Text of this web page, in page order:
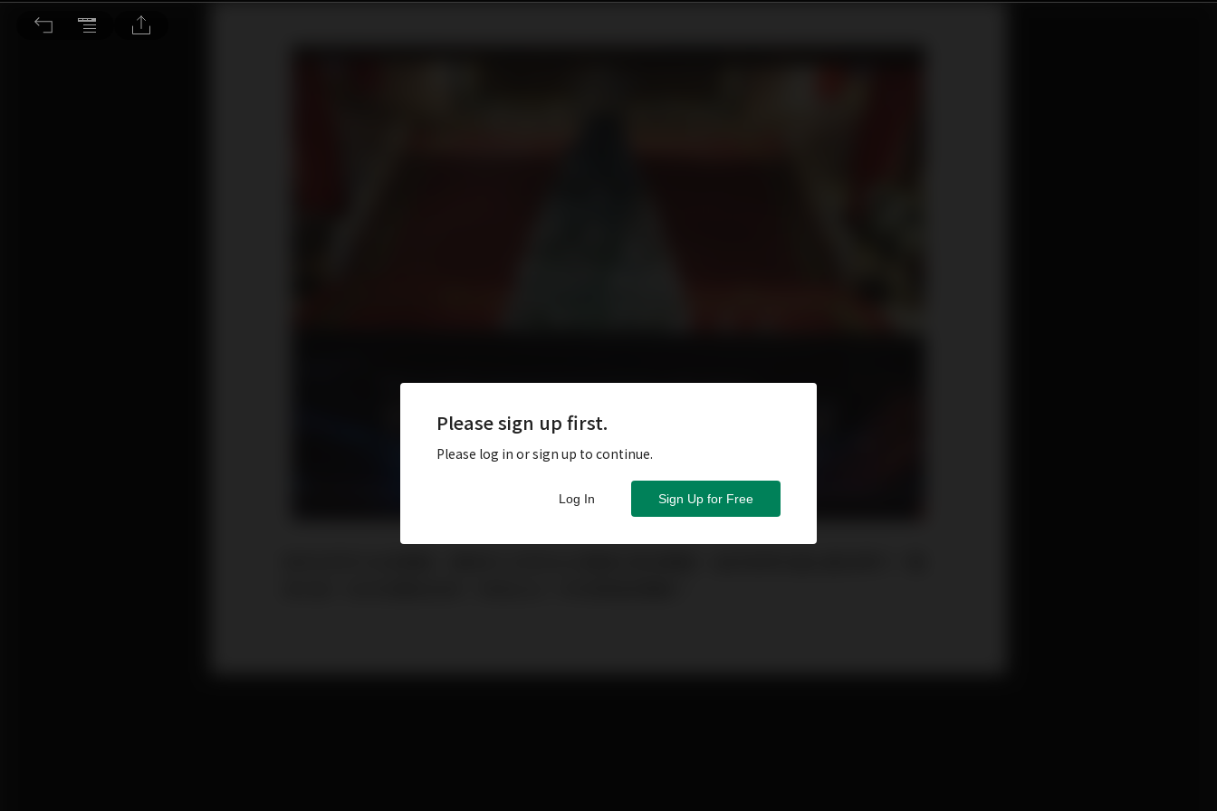
Part 01 總編所見所聞
Please sign up first.
Please log in or sign up to continue.
Sign Up for Free
Log In